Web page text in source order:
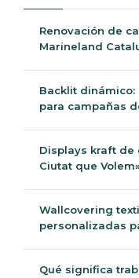
Renovación de
Marineland
Backlit dinámico:
para campañas
Displays kraft de
Ciutat que
Wallcovering
personalizadas
Qué significa